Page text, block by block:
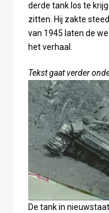
derde tank los te
zitten. Hij zakte
van 1945 laten de
het verhaal.
Tekst gaat verder
De tank in